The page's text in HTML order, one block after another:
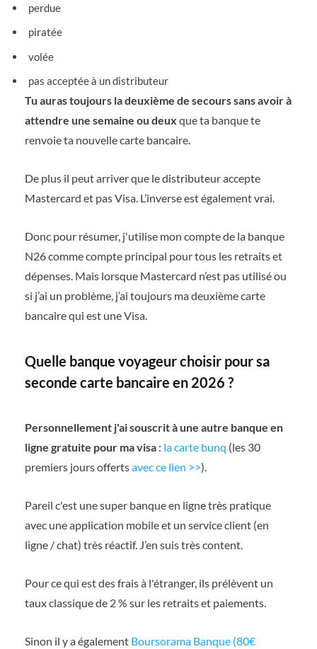
perdue
piratée
volée
pas acceptée à un distributeur
Tu auras toujours la deuxième de secours sans avoir à
attendre une semaine ou deux que ta banque te
renvoie ta nouvelle carte bancaire.
De plus il peut arriver que le distributeur accepte
Mastercard et pas Visa. L’inverse est également vrai.
Donc pour résumer, j'utilise mon compte de la banque
N26 comme compte principal pour tous les retraits et
dépenses. Mais lorsque Mastercard n’est pas utilisé ou
si j’ai un problème, j’ai toujours ma deuxième carte
bancaire qui est une Visa.
Quelle banque voyageur choisir pour sa
seconde carte bancaire en 2026 ?
Personnellement j'ai souscrit à une autre banque en
ligne gratuite pour ma visa : la carte bunq (les 30
premiers jours offertsavec ce lien >>).
Pareil c'est une super banque en ligne très pratique
avec une application mobile et un service client (en
ligne / chat) très réactif. J’en suis très content.
Pour ce qui est des frais à l'étranger, ils prélèvent un
taux classique de 2 % sur les retraits et paiements.
Sinon il y a également Boursorama Banque (80€